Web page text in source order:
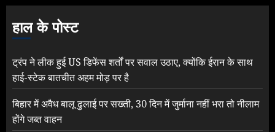
हाल के पोस्ट
ट्रंप ने लीक हुई US डिफेंस शर्तों पर सवाल उठाए, क्योंकि ईरान के साथ
हाई-स्टेक बातचीत अहम मोड़ पर है
बिहार में अवैध बालू ढुलाई पर सख्ती, 30 दिन में जुर्माना नहीं भरा तो नीलाम
होंगे जब्त वाहन